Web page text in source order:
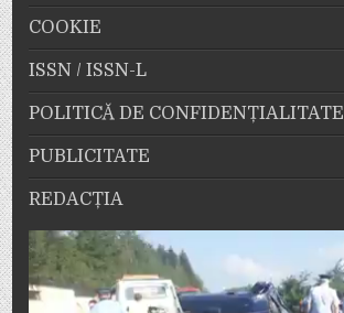
COOKIE
ISSN / ISSN-L
POLITICĂ DE CONFIDENȚIALITATE
PUBLICITATE
REDACȚIA